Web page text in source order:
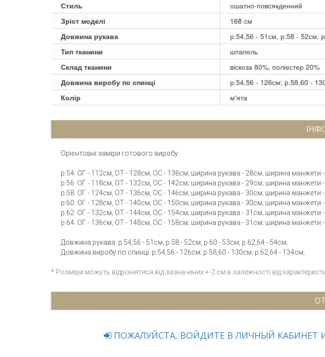
Стиль
ошатно-повсякденний
Зріст моделі
168 см
Довжина рукава
р.54,56 - 51см, р.58 - 52см,
Тип тканини
штапель
Склад тканини
віскоза 80%, поліестер 20%
Довжина виробу по спинці
р.54,56 - 126см; р.58,60 -
Колір
м'ята
Орієнтовні заміри готового виробу:
р.54: ОГ - 112см, ОТ - 128см, ОС - 138см; ширина рукава - 28см; ширина манжети
р.56: ОГ - 118см, ОТ - 132см, ОС - 142см; ширина рукава - 29см; ширина манжети
р.58: ОГ - 124см, ОТ - 136см, ОС - 146см; ширина рукава - 30см; ширина манжети
р.60: ОГ - 128см, ОТ - 140см, ОС - 150см; ширина рукава - 30см; ширина манжети
р.62: ОГ - 132см, ОТ - 144см, ОС - 154см; ширина рукава - 31см; ширина манжети
р.64: ОГ - 136см, ОТ - 148см, ОС - 158см; ширина рукава - 31см; ширина манжети
Довжина рукава: р.54,56 - 51см, р.58 - 52см, р.60 - 53см, р.62,64 - 54см;
Довжина виробу по спинці: р.54,56 - 126см; р.58,60 - 130см; р.62,64 - 134см;
* Розміри можуть відрізнятися від зазначених +-2 см в залежності від
ПОЖАЛУЙСТА, ВОЙДИТЕ В ЛИЧНЫЙ КАБИНЕТ